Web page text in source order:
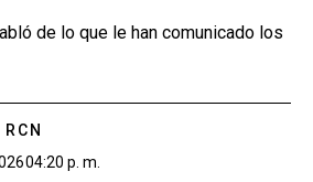
de lo que le han comunicado los
04:20 p. m.